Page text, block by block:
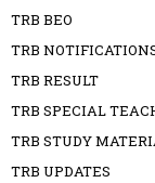
TRB BEO
TRB
TRB RESULT
TRB SPECIAL
TRB STUDY
TRB UPDATES